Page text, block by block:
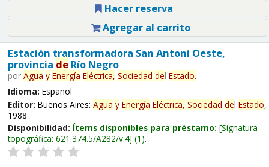
Hacer reserva
Agregar al carrito
Estación transformadora San Antoni Oeste,
provincia deRío Negro
por Agua y Energía Eléctrica, Sociedad del Estado.
Idioma: Español
Editor: Buenos Aires: Agua y Energía Eléctrica, Sociedad del Estado,
1988
Disponibilidad: Ítems disponibles para préstamo: Signatura
topográfica: 621.374.5/A282/v.4 (1).